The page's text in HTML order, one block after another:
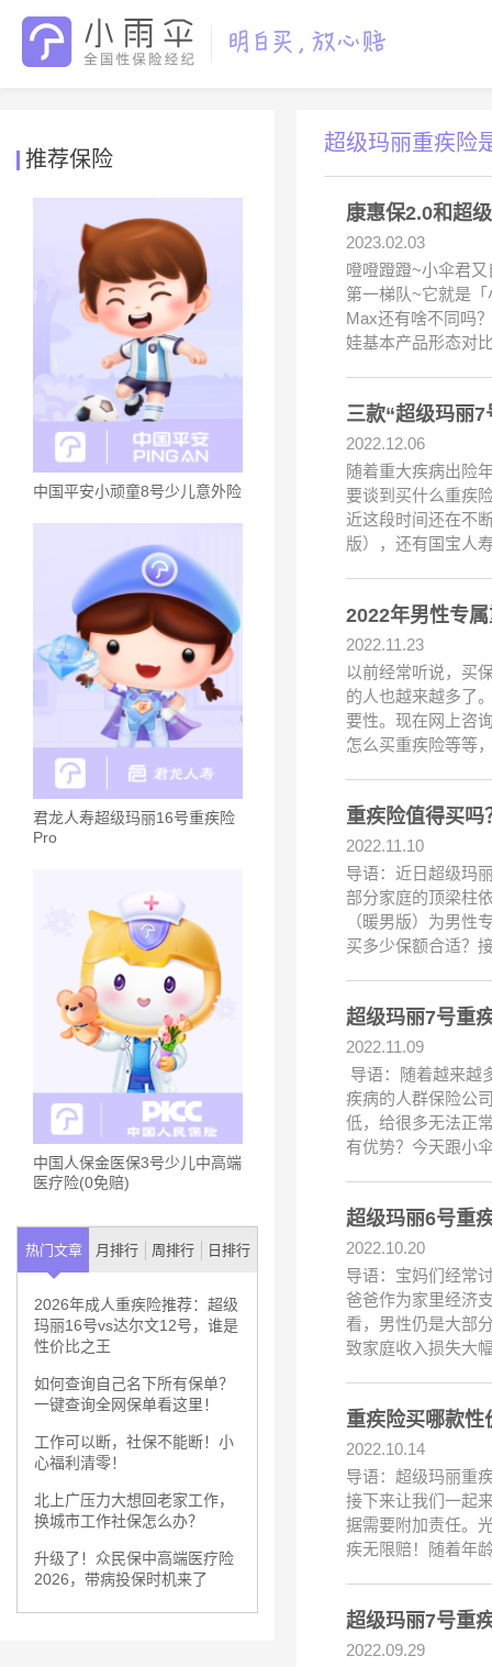
推荐保险
中国平安小顽童8号少儿意外险
君龙人寿超级玛丽16号重疾险
Pro
中国人保金医保3号少儿中高端
医疗险(0免赔)
热门文章 月排行 周排行 日排行
2026年成人重疾险推荐：超级
玛丽16号vs达尔文12号，谁是
性价比之王
如何查询自己名下所有保单？
一键查询全网保单看这里！
工作可以断，社保不能断！小
心福利清零！
北上广压力大想回老家工作，
换城市工作社保怎么办？
升级了！众民保中高端医疗险
2026，带病投保时机来了
超级玛丽重疾险
康惠保2.0和超
2023.02.03
噔噔蹬蹬~小伞君
第一梯队~它就是
Max还有啥不同吗
娃基本产品形态对
三款“超级玛丽
2022.12.06
随着重大疾病出险
要谈到买什么重疾
近这段时间还在不
版），还有国宝人
2022年男性专
2022.11.23
以前经常听说，买
的人也越来越多了
要性。现在网上咨
怎么买重疾险等等
重疾险值得买吗
2022.11.10
导语：近日超级玛
部分家庭的顶梁柱
（暖男版）为男性
买多少保额合适？
超级玛丽7号重
2022.11.09
导语：随着越来越
疾病的人群保险公
低，给很多无法正
有优势？今天跟小
超级玛丽6号重
2022.10.20
导语：宝妈们经常
爸爸作为家里经济
看，男性仍是大部
致家庭收入损失大
重疾险买哪款性
2022.10.14
导语：超级玛丽重
接下来让我们一起
据需要附加责任。
疾无限赔！随着年
超级玛丽7号重
2022.09.29